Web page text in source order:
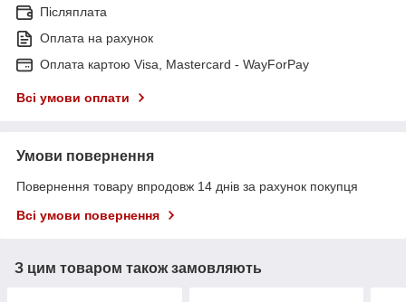
Післяплата
Оплата на рахунок
Оплата картою Visa, Mastercard - WayForPay
Всі умови оплати
Умови повернення
Повернення товару впродовж 14 днів за рахунок покупця
Всі умови повернення
З цим товаром також замовляють